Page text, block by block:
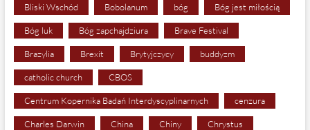
Bliski Wschód Bobolanum bóg Bóg jest miłością
Bóg luk Bóg zapchajdziura Brave Festival
Brazylia Brexit Brytyjczycy buddyzm
catholic church CBOS
Centrum Kopernika Badań Interdyscyplinarnych cenzura
Charles Darwin China Chiny Chrystus